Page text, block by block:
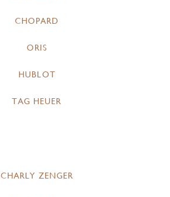
CHOPARD
ORIS
HUBLOT
TAG HEUER
CHARLY ZENGER